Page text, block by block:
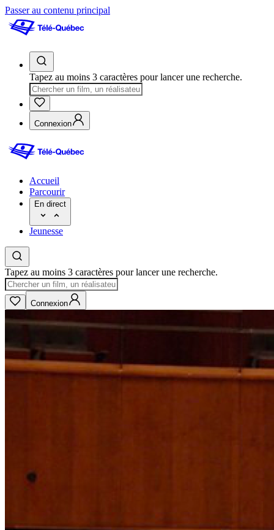
Passer au contenu principal
Tapez au moins 3 caractères pour lancer une recherche.
Connexion
Accueil
Parcourir
En direct
Jeunesse
Tapez au moins 3 caractères pour lancer une recherche.
Connexion